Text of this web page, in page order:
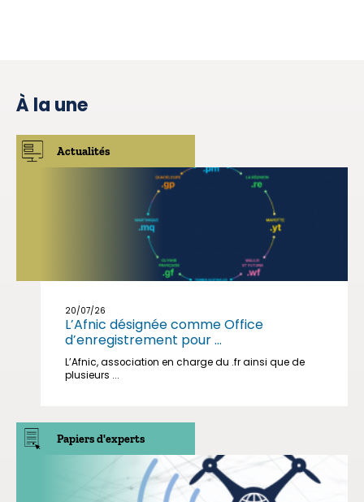
À la une
Actualités
20/07/26
L’Afnic désignée comme Office
d’enregistrement pour ...
L’Afnic, association en charge du .fr ainsi que de
plusieurs ...
Papiers d'experts